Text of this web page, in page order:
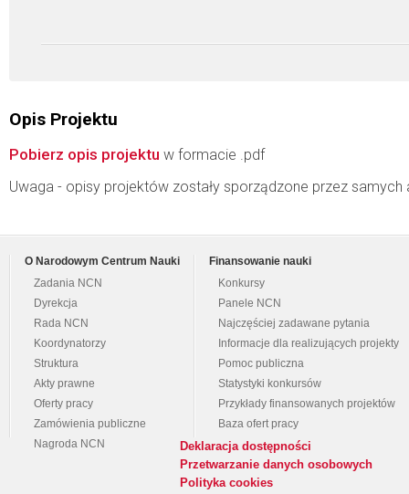
Opis Projektu
Pobierz opis projektu w formacie .pdf
Uwaga - opisy projektów zostały sporządzone przez
O Narodowym Centrum Nauki
Zadania NCN
Dyrekcja
Rada NCN
Koordynatorzy
Struktura
Akty prawne
Oferty pracy
Zamówienia publiczne
Nagroda NCN
Finansowanie nauki
Konkursy
Panele NCN
Najczęściej zadawane pytania
Informacje dla realizujących projekty
Pomoc publiczna
Statystyki konkursów
Przykłady finansowanych projektów
Baza ofert pracy
Deklaracja dostępności
Przetwarzanie danych osobowych
Polityka cookies